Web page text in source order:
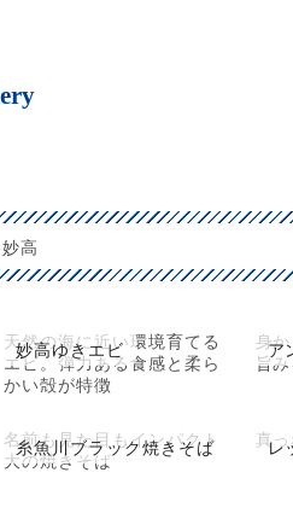
高
妙高ゆきエビ
天然の海に近い環境育てる
エビ。弾力ある食感と柔ら
かい殻が特徴
ア
身
旨
糸魚川ブラック焼きそば
名前も見た目もインパクト
大の焼きそば
レ
真